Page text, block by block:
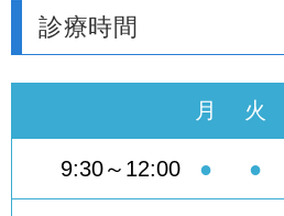
診療時間
月 火
9:30～12:00 ● ●